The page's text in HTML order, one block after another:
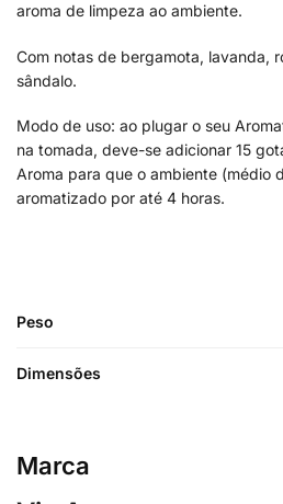
aroma de limpeza ao ambiente.
Com notas de bergamota, lavanda,
sândalo.
Modo de uso: ao plugar o seu
na tomada, deve-se adicionar 15
Aroma para que o ambiente (médio
aromatizado por até 4 horas.
Peso
Dimensões
Marca